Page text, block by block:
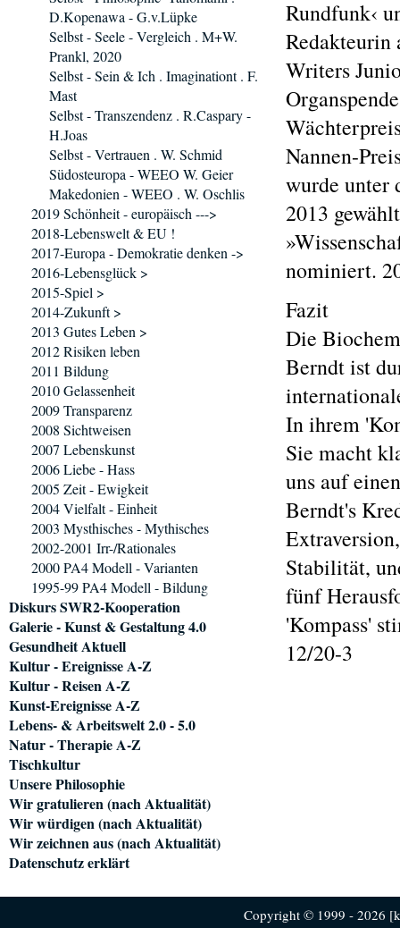
Rundfunk‹
Redakteurin
Writers
Nannen-
wurde unter
2013
nominiert.
Fazit
Die
Berndt ist
In ihrem
Sie macht
uns auf
Berndt's
Stabilität,
fünf
'Kompass'
12/20-3
D.Kopenawa - G.v.Lüpke
Selbst - Seele - Vergleich . M+W.
Prankl, 2020
Selbst - Sein & Ich . Imaginationt . F.
Mast
Selbst - Transzendenz . R.Caspary -
H.Joas
Selbst - Vertrauen . W. Schmid
Südosteuropa - WEEO W. Geier
Makedonien - WEEO . W. Oschlis
2019 Schönheit - europäisch --->
2018-Lebenswelt & EU !
2017-Europa - Demokratie denken ->
2016-Lebensglück >
2015-Spiel >
2014-Zukunft >
2013 Gutes Leben >
2012 Risiken leben
2011 Bildung
2010 Gelassenheit
2009 Transparenz
2008 Sichtweisen
2007 Lebenskunst
2006 Liebe - Hass
2005 Zeit - Ewigkeit
2004 Vielfalt - Einheit
2003 Mysthisches - Mythisches
2002-2001 Irr-/Rationales
2000 PA4 Modell - Varianten
1995-99 PA4 Modell - Bildung
Diskurs SWR2-Kooperation
Galerie - Kunst & Gestaltung 4.0
Gesundheit Aktuell
Kultur - Ereignisse A-Z
Kultur - Reisen A-Z
Kunst-Ereignisse A-Z
Lebens- & Arbeitswelt 2.0 - 5.0
Natur - Therapie A-Z
Tischkultur
Unsere Philosophie
Wir gratulieren (nach Aktualität)
Wir würdigen (nach Aktualität)
Wir zeichnen aus (nach Aktualität)
Datenschutz erklärt
Copyright © 1999 - 2026